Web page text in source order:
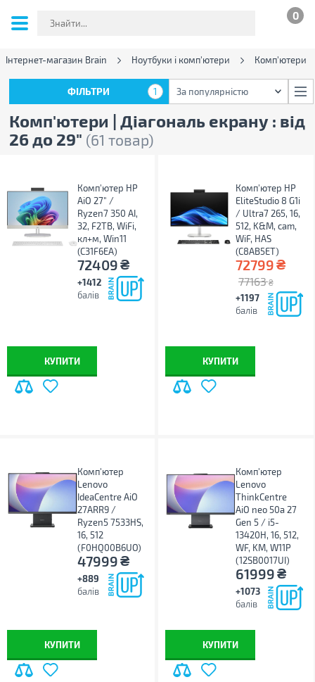
0
Інтернет-магазин Brain Ноутбуки і комп'ютери Комп'ютери
Комп'ютери | Діагональ екрану : від
26 до 29" (61 товар)
ФІЛЬТРИ 1 За популярністю
Комп'ютер HP
AiO 27" /
Ryzen7 350 AI,
32, F2TB, WiFi,
кл+м, Win11
(C31F6EA)
72409₴
+1412
балів
КУПИТИ
Комп'ютер HP
EliteStudio 8 G1i
/ Ultra7 265, 16,
512, K&M, cam,
WiF, HAS
(C8AB5ET)
72799₴
77163 ₴
+1197
балів
КУПИТИ
Комп'ютер
Lenovo
IdeaCentre AiO
27ARR9 /
Ryzen5 7533HS,
16, 512
(F0HQ00B6UO)
47999₴
+889
балів
КУПИТИ
Комп'ютер
Lenovo
ThinkCentre
AiO neo 50a 27
Gen 5 / i5-
13420H, 16, 512,
WF, KM, W11P
(12SB0017UI)
61999₴
+1073
балів
КУПИТИ
ФІЛЬТРИ 1 За популярністю